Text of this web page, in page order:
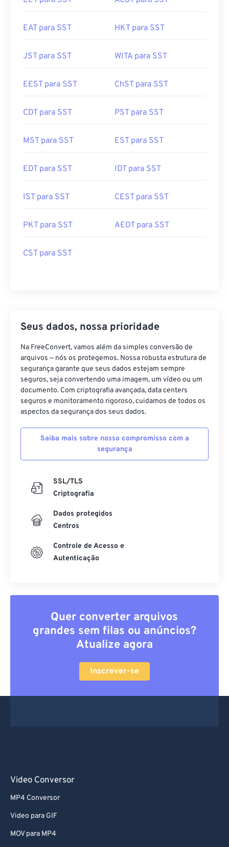
EAT para SST HKT para SST
JST para SST WITA para SST
EEST para SST ChST para SST
CDT para SST PST para SST
MST para SST EST para SST
EDT para SST IDT para SST
IST para SST CEST para SST
PKT para SST AEDT para SST
CST para SST
Seus dados, nossa prioridade
Na FreeConvert, vamos além da simples conversão de
arquivos — nós os protegemos. Nossa robusta estrutura de
segurança garante que seus dados estejam sempre
seguros, seja convertendo uma imagem, um vídeo ou um
documento. Com criptografia avançada, data centers
seguros e monitoramento rigoroso, cuidamos de todos os
aspectos da segurança dos seus dados.
Saiba mais sobre nosso compromisso com a
segurança
SSL/TLS
Criptografia
Dados protegidos
Centros
Controle de Acesso e
Autenticação
Quer converter arquivos
grandes sem filas ou anúncios?
Atualize agora
Inscrever-se
Video Conversor
MP4 Conversor
Video para GIF
MOV para MP4